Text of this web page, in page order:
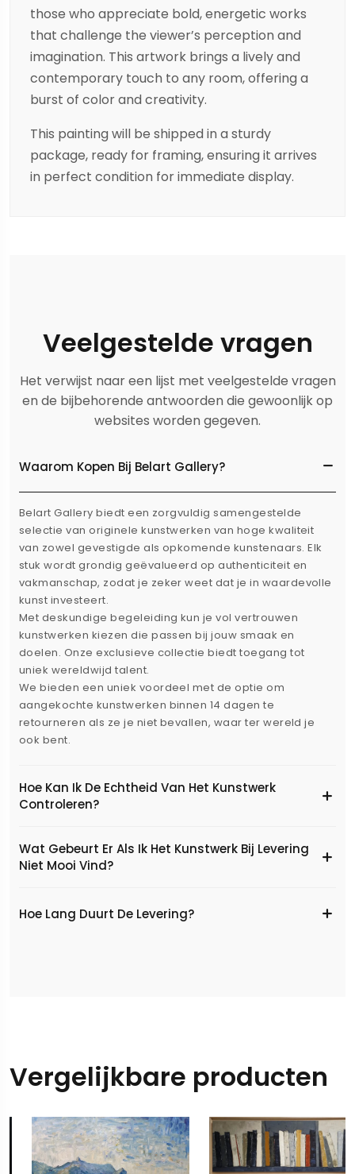
those who appreciate bold, energetic works
that challenge the viewer’s perception and
imagination. This artwork brings a lively and
contemporary touch to any room, offering a
burst of color and creativity.
This painting will be shipped in a sturdy
package, ready for framing, ensuring it arrives
in perfect condition for immediate display.
Veelgestelde vragen
Het verwijst naar een lijst met veelgestelde vragen
en de bijbehorende antwoorden die gewoonlijk op
websites worden gegeven.
Waarom Kopen Bij Belart Gallery?
Belart Gallery biedt een zorgvuldig samengestelde
selectie van originele kunstwerken van hoge kwaliteit
van zowel gevestigde als opkomende kunstenaars. Elk
stuk wordt grondig geëvalueerd op authenticiteit en
vakmanschap, zodat je zeker weet dat je in waardevolle
kunst investeert.
Met deskundige begeleiding kun je vol vertrouwen
kunstwerken kiezen die passen bij jouw smaak en
doelen. Onze exclusieve collectie biedt toegang tot
uniek wereldwijd talent.
We bieden een uniek voordeel met de optie om
aangekochte kunstwerken binnen 14 dagen te
retourneren als ze je niet bevallen, waar ter wereld je
ook bent.
Hoe Kan Ik De Echtheid Van Het Kunstwerk
Controleren?
Wat Gebeurt Er Als Ik Het Kunstwerk Bij Levering
Niet Mooi Vind?
Hoe Lang Duurt De Levering?
Vergelijkbare producten